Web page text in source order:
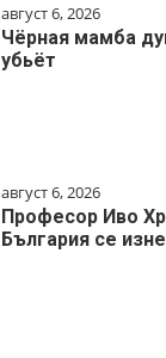
август 6, 2026
Чёрная мамба
убьёт
август 6, 2026
Професор Иво
България се